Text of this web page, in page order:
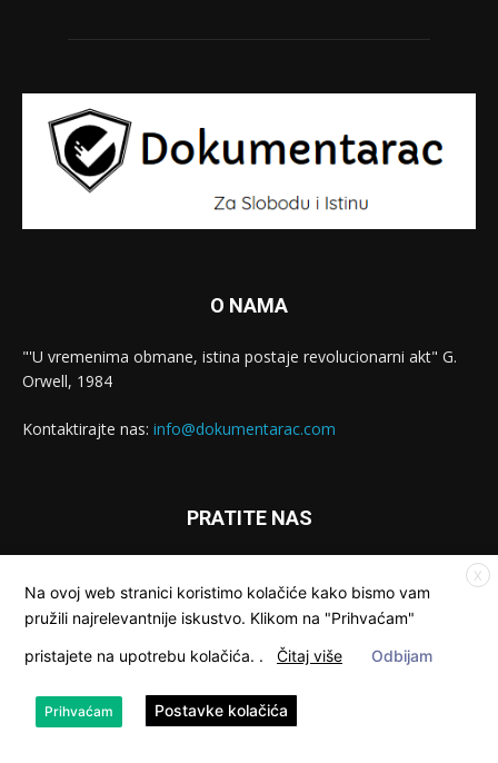
O NAMA
"'U vremenima obmane, istina postaje revolucionarni akt" G.
Orwell, 1984
Kontaktirajte nas: info@dokumentarac.com
PRATITE NAS
© Dokumentarac || Sva prava pridržana.
X
Na ovoj web stranici koristimo kolačiće kako bismo vam
pružili najrelevantnije iskustvo. Klikom na "Prihvaćam"
pristajete na upotrebu kolačića. . Čitaj više Odbijam
Prihvaćam Postavke kolačića